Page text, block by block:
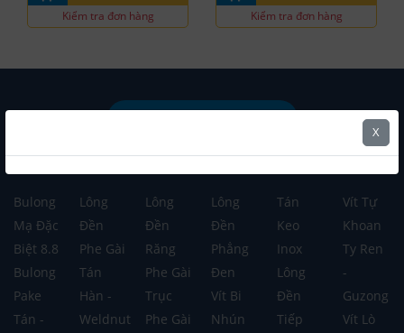
Kiểm tra đơn hàng Kiểm tra đơn hàng
Mua Hàng Theo Thương Hiệu
Bulong
Mạ Đặc
Biệt 8.8
Bulong
Pake
Tán -
Lông
Đền
Phe Gài
Tán
Hàn -
Weldnut
Lông
Đền
Răng
Phe Gài
Trục
Phe Gài
Lông
Đền
Phẳng
Đen
Vít Bi
Nhún
Tán
Keo
Inox
Lông
Đền
Tiếp
Vít Tự
Khoan
Ty Ren
-
Guzong
Vít Lò
X